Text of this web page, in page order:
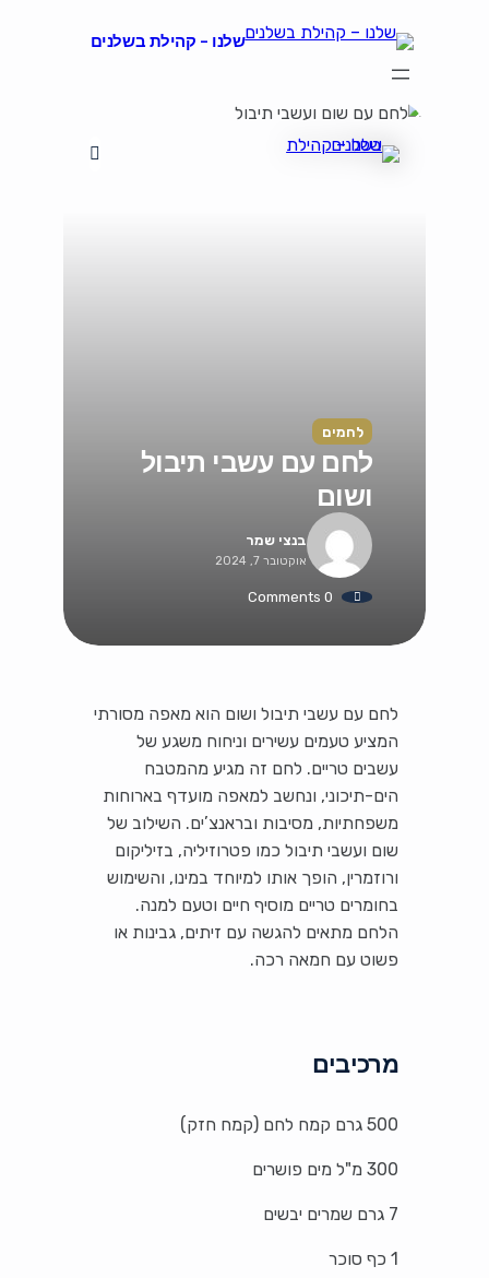
שלנו – קהילת בשלנים
הצהרת נגישות
לחמים
לחם עם עשבי תיבול
ושום
בנצי שמר
אוקטובר 7, 2024
0 Comments
לחם עם עשבי תיבול ושום הוא מאפה מסורתי
המציע טעמים עשירים וניחוח משגע של
עשבים טריים. לחם זה מגיע מהמטבח
הים-תיכוני, ונחשב למאפה מועדף בארוחות
משפחתיות, מסיבות ובראנצ’ים. השילוב של
שום ועשבי תיבול כמו פטרוזיליה, בזיליקום
ורוזמרין, הופך אותו למיוחד במינו, והשימוש
בחומרים טריים מוסיף חיים וטעם למנה.
הלחם מתאים להגשה עם זיתים, גבינות או
פשוט עם חמאה רכה.
מרכיבים
500 גרם קמח לחם (קמח חזק)
300 מ"ל מים פושרים
7 גרם שמרים יבשים
1 כף סוכר